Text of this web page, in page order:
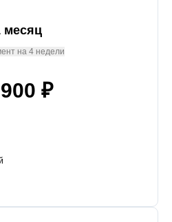
месяц
на 4 недели
₽